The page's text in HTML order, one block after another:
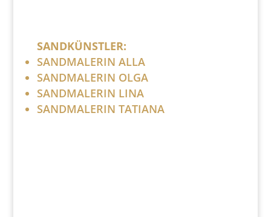
SANDKÜNSTLER:
SANDMALERIN ALLA
SANDMALERIN OLGA
SANDMALERIN LINA
SANDMALERIN TATIANA